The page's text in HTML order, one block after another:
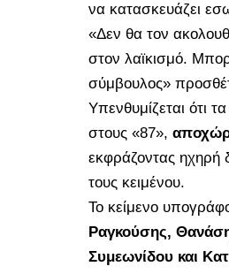
να κατασκευάζει
«Δεν θα τον
στον λαϊκισμό.
σύμβουλος»
Υπενθυμίζεται ότι
στους «87»,
εκφράζοντας ηχηρή
τους κειμένου.
Το κείμενο
Ραγκούσης,
Συμεωνίδου και